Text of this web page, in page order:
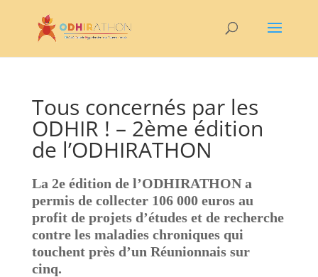
Tous concernés par les
ODHIR ! – 2ème édition
de l’ODHIRATHON
La 2e édition de l’ODHIRATHON a
permis de collecter 106 000 euros au
profit de projets d’études et de recherche
contre les maladies chroniques qui
touchent près d’un Réunionnais sur
cinq.